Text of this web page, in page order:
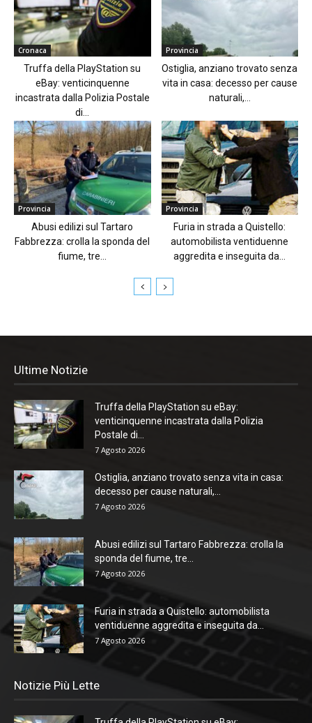
Cronaca
Truffa della PlayStation su
eBay: venticinquenne
incastrata dalla Polizia Postale
di...
Provincia
Ostiglia, anziano trovato senza
vita in casa: decesso per cause
naturali,...
Provincia
Abusi edilizi sul Tartaro
Fabbrezza: crolla la sponda del
fiume, tre...
Provincia
Furia in strada a Quistello:
automobilista ventiduenne
aggredita e inseguita da...
Ultime Notizie
Truffa della PlayStation su eBay:
venticinquenne incastrata dalla Polizia
Postale di...
7 Agosto 2026
Ostiglia, anziano trovato senza vita in casa:
decesso per cause naturali,...
7 Agosto 2026
Abusi edilizi sul Tartaro Fabbrezza: crolla la
sponda del fiume, tre...
7 Agosto 2026
Furia in strada a Quistello: automobilista
ventiduenne aggredita e inseguita da...
7 Agosto 2026
Notizie Più Lette